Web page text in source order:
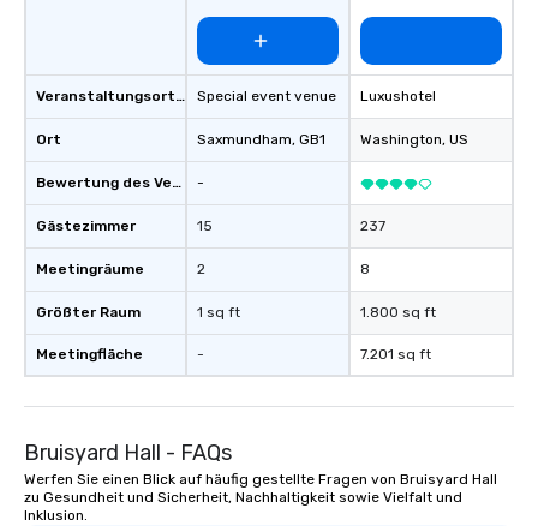
Veranstaltungsortstyp
Ort
Bewertung des Veranstaltungsortes
Gästezimmer
Meetingräume
Größter Raum
Meetingfläche
Special event venue
Saxmundham, GB1
-
15
2
1 sq ft
-
Luxushotel
Washington, US
237
8
1.800 sq ft
7.201 sq ft
Bruisyard Hall - FAQs
Werfen Sie einen Blick auf häufig gestellte Fragen von Bruisyard Hall
zu Gesundheit und Sicherheit, Nachhaltigkeit sowie Vielfalt und
Inklusion.